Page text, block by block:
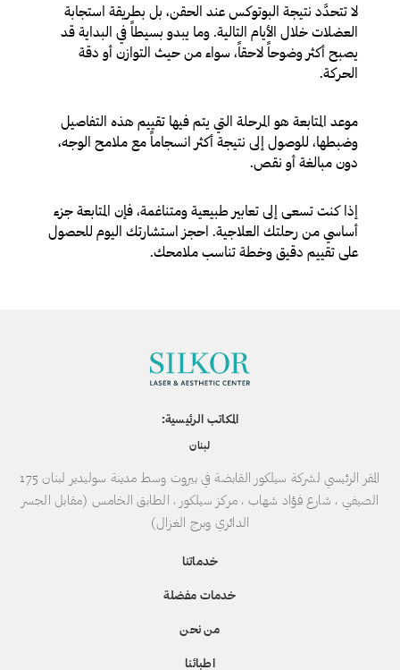
لا تتحدَّد نتيجة البوتوكس عند الحقن، بل بطريقة استجابة
العضلات خلال الأيام التالية. وما يبدو بسيطاً في البداية قد
يصبح أكثر وضوحاً لاحقاً، سواء من حيث التوازن أو دقة
الحركة.
موعد المتابعة هو المرحلة التي يتم فيها تقييم هذه التفاصيل
وضبطها، للوصول إلى نتيجة أكثر انسجاماً مع ملامح الوجه،
دون مبالغة أو نقص.
إذا كنت تسعى إلى تعابير طبيعية ومتناغمة، فإن المتابعة جزء
أساسي من رحلتك العلاجية. احجز استشارتك اليوم للحصول
على تقييم دقيق وخطة تناسب ملامحك.
المكاتب الرئيسية:
لبنان
المقر الرئيسي لشركة سيلكور القابضة في بيروت وسط مدينة سوليدير لبنان 175
الصيفي ، شارع فؤاد شهاب ، مركز سيلكور ، الطابق الخامس (مقابل الجسر
الدائري وبرج الغزال)
خدماتنا
خدمات مفضلة
من نحن
اطبائنا